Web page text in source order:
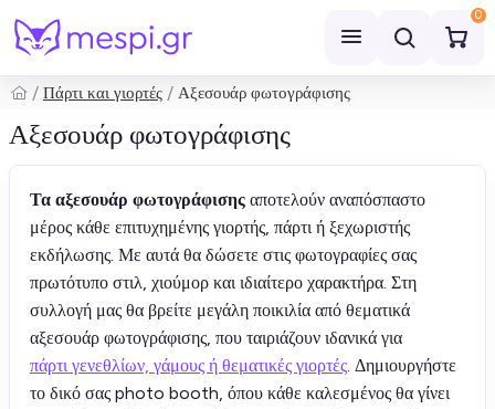
0
Αναζήτηση
Πάρτι και γιορτές Αξεσουάρ φωτογράφισης
Αξεσουάρ φωτογράφισης
Τα αξεσουάρ φωτογράφισης αποτελούν αναπόσπαστο
μέρος κάθε επιτυχημένης γιορτής, πάρτι ή ξεχωριστής
εκδήλωσης. Με αυτά θα δώσετε στις φωτογραφίες σας
πρωτότυπο στιλ, χιούμορ και ιδιαίτερο χαρακτήρα. Στη
συλλογή μας θα βρείτε μεγάλη ποικιλία από θεματικά
αξεσουάρ φωτογράφισης, που ταιριάζουν ιδανικά για
πάρτι γενεθλίων, γάμους ή θεματικές γιορτές. Δημιουργήστε
το δικό σας photo booth, όπου κάθε καλεσμένος θα γίνει